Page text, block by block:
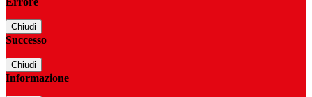
Chiudi
Successo
Chiudi
Informazione